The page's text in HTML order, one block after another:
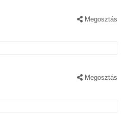
Megosztás
Megosztás